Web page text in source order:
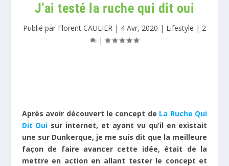
J’ai testé la ruche qui dit oui
Publié par Florent CAULIER | 4 Avr, 2020 | Lifestyle | 2
|
Après avoir découvert le concept de La Ruche Qui
Dit Oui sur internet, et ayant vu qu’il en existait
une sur Dunkerque, je me suis dit que la meilleure
façon de faire avancer cette idée, était de la
mettre en action en allant tester le concept et